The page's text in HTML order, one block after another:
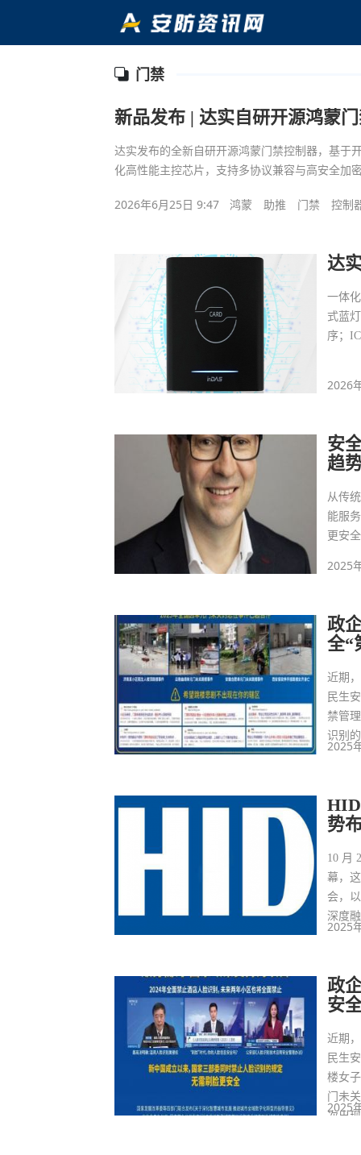
门禁
新品发布 | 达实自研开源鸿蒙
达实发布的全新自研开源鸿蒙门禁控制器，基于
化高性能主控芯片，支持多协议兼容与高安全
2026年6月25日 9:47 鸿蒙 助推 门禁 控制
达
一体
式蓝
序；
2026
安
趋
从传
能服
更安
2025
政
全“
近期
民生
禁管
识别
2025
势
10 月
幕，
会，
深度
2025
政
安
近期
民生
楼女
门未
次出
2025